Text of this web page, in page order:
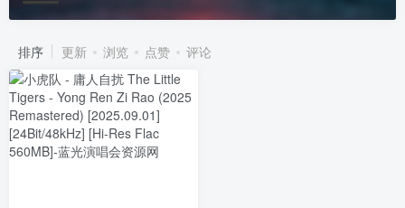
排序 更新 浏览 点赞 评论